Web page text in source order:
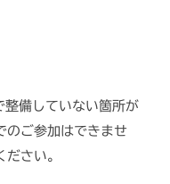
整備していない箇所が
のご参加はできませ
さい。